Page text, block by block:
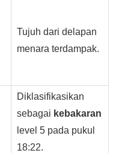
Tujuh dari delapan
menara terdampak.
Diklasifikasikan
sebagai kebakaran
level 5 pada pukul
18:22.